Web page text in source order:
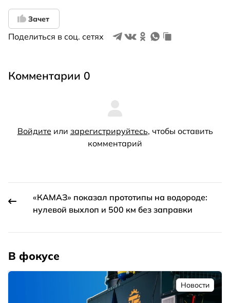
Зачет
Поделиться в соц. сетях
Комментарии 0
Войдите или зарегистрируйтесь, чтобы оставить
комментарий
«КАМАЗ» показал прототипы на водороде:
нулевой выхлоп и 500 км без заправки
В фокусе
Новости